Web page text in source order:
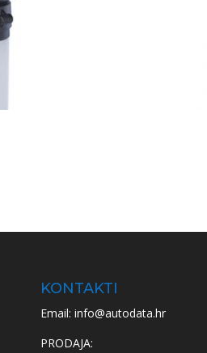
KONTAKTI
Email: info@autodata.hr
PRODAJA: